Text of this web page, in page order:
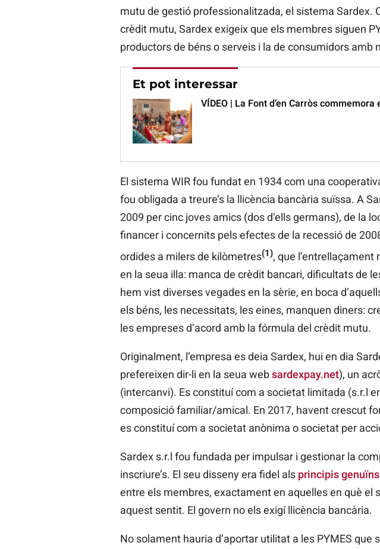
mutu de gestió professionalitzada, el sistema Sardex.
crèdit mutu, Sardex exigeix que els membres siguen
productors de béns o serveis i la de consumidors
Et pot interessar
VÍDEO | La Font d’en Carròs
El sistema WIR fou fundat en 1934 com una
fou obligada a treure’s la llicència bancària suïssa. A
2009 per cinc joves amics (dos d’ells germans), de la
financer i concernits pels efectes de la recessió de
ordides a milers de kilòmetres(1), que
en la seua illa: manca de crèdit bancari, dificultats de
hem vist diverses vegades en la sèrie, en boca
els béns, les necessitats, les eines, manquen diners:
les empreses d’acord amb la fórmula del crèdit mutu.
Originalment, l’empresa es deia Sardex, hui en dia
prefereixen dir-li en la seua websardexpay.net), un
(intercanvi). Es constituí com a societat limitada (s.r.l
composició familiar/amical. En 2017, havent crescut
es constituí com a societat anònima o societat per
Sardex s.r.l fou fundada per impulsar i gestionar la
inscriure’s. El seu disseny era fidel als principis
entre els membres, exactament en aquelles en què el
aquest sentit. El govern no els exigí llicència bancària.
No solament hauria d’aportar utilitat a les PYMES